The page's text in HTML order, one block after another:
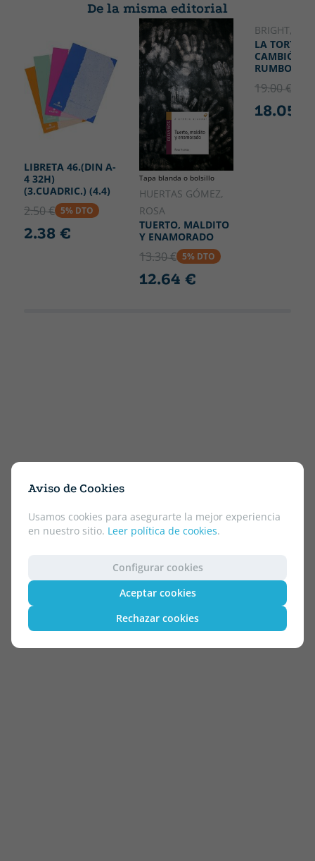
Aviso de Cookies
Usamos cookies para asegurarte la mejor experiencia
en nuestro sitio. Leer política de cookies.
Configurar cookies
Aceptar cookies
Rechazar cookies
De la misma editorial
LIBRETA 46.(DIN A-
4 32H)
(3.CUADRIC.) (4.4)
2.50 € 5% DTO
2.38 €
Tapa blanda o bolsillo
HUERTAS GÓMEZ,
ROSA
TUERTO, MALDITO
Y ENAMORADO
13.30 € 5% DTO
12.64 €
BRIGHT,
LA
CAMBIÓ SU
RUMBO
19.00 €
18.05 €